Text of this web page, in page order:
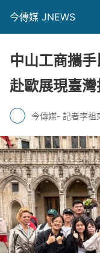
今傳媒 JNEWS
中山工商攜
赴歐展現臺灣
今傳媒- 記者李祖